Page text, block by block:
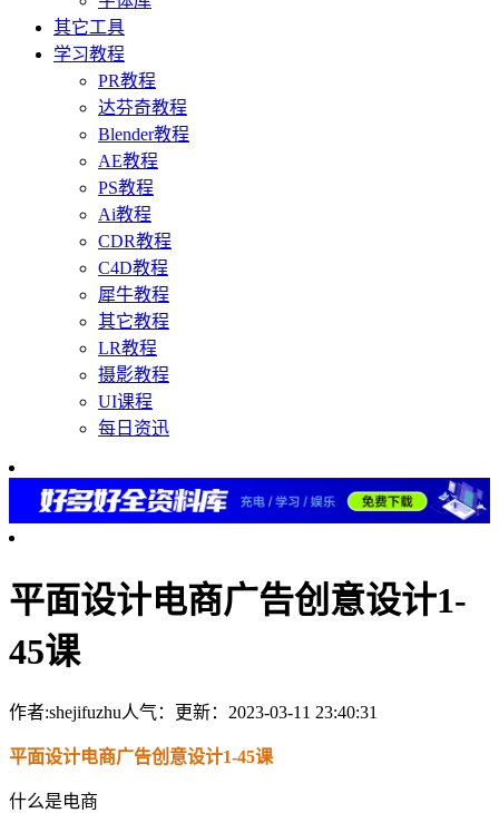
其它工具
学习教程
PR教程
达芬奇教程
Blender教程
AE教程
PS教程
Ai教程
CDR教程
C4D教程
犀牛教程
其它教程
LR教程
摄影教程
UI课程
每日资迅
平面设计电商广告创意设计1-
45课
作者:shejifuzhu人气： 更新：2023-03-11 23:40:31
平面设计电商广告创意设计1-45课
什么是电商